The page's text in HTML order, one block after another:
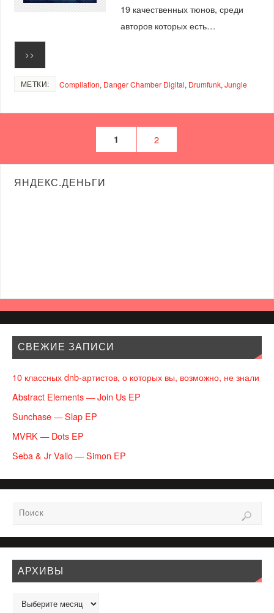
19 качественных тюнов, среди
авторов которых есть…
>>
МЕТКИ: Compilation, Danger Chamber Digital, Drumfunk, Jungle
1 2
ЯНДЕКС.ДЕНЬГИ
СВЕЖИЕ ЗАПИСИ
10 классных dnb-артистов, о которых вы, возможно, не знали
Abstract Elements — Join Us EP
Sunchase — Slap EP
MVRK — Dots EP
Seba & Jr Vallo — Simon EP
АРХИВЫ